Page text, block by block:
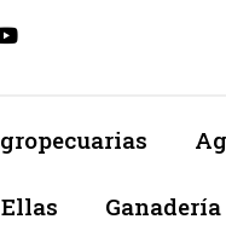
Ellas Ganadería